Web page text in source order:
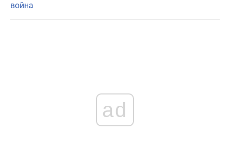
война
ad